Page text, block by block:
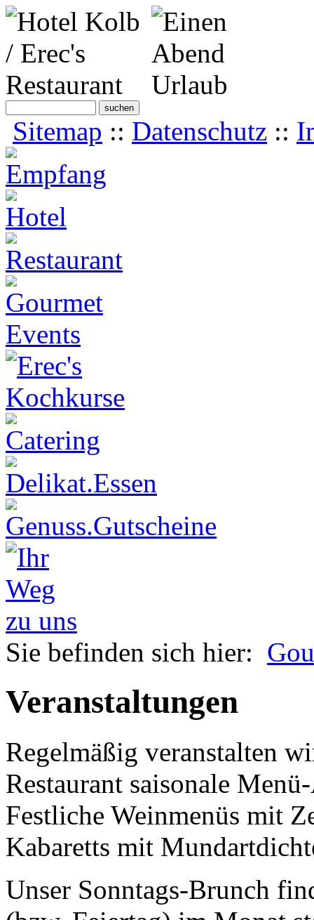
Sitemap :: Datenschutz ::
Sie befinden sich hier:
Veranstaltungen
Regelmäßig veranstalten
Restaurant saisonale
Festliche Weinmenüs mit
Kabaretts mit
Unser Sonntags-Brunch